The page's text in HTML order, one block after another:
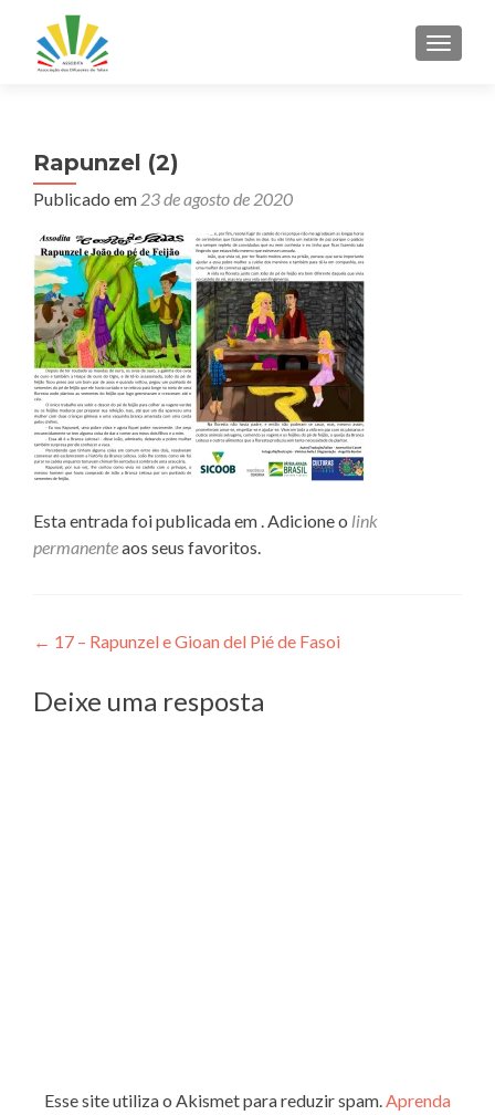
Rapunzel (2)
Publicado em 23 de agosto de 2020
Esta entrada foi publicada em . Adicione o link
permanenteaos seus favoritos.
Navegação
de
Post
← 17 – Rapunzel e Gioan del Pié de Fasoi
Deixe uma resposta
Esse site utiliza o Akismet para reduzir spam.Aprenda